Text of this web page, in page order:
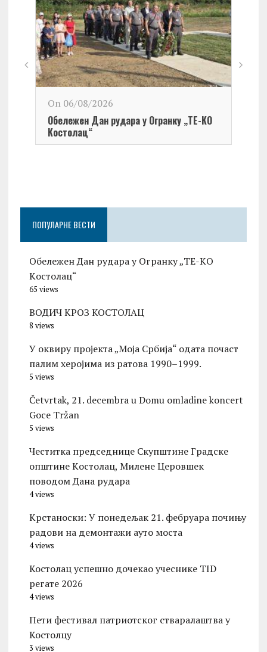
On 06/08/2026
Обележен Дан рудара у Огранку „ТЕ-KО
Kостолац“
ПОПУЛАРНЕ ВЕСТИ
Обележен Дан рудара у Огранку „ТЕ-KО
Kостолац“
65 views
ВОДИЧ КРОЗ КОСТОЛАЦ
8 views
У оквиру пројекта „Моја Србија“ одата почаст
палим херојима из ратова 1990–1999.
5 views
Četvrtak, 21. decembra u Domu omladine koncert
Goce Tržan
5 views
Честитка председнице Скупштине Градске
општине Kостолац, Милене Церовшек
поводом Дана рудара
4 views
Kрстаноски: У понедељак 21. фебруара почињу
радови на демонтажи ауто моста
4 views
Костолац успешно дочекао учеснике TID
регате 2026
4 views
Пети фестивал патриотског стваралаштва у
Костолцу
3 views